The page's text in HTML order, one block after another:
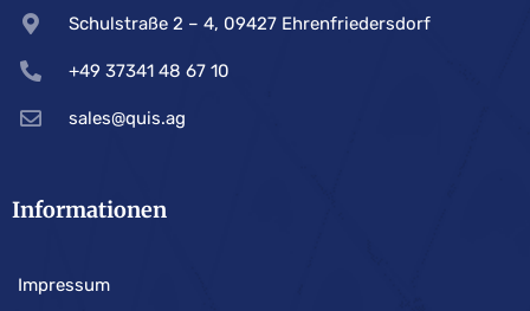
Schulstraße 2 – 4, 09427 Ehrenfriedersdorf
+49 37341 48 67 10
sales@quis.ag
Informationen
Impressum